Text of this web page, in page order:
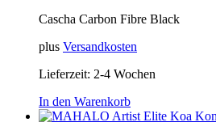
Cascha Carbon Fibre Black
plus Versandkosten
Lieferzeit: 2-4 Wochen
In den Warenkorb